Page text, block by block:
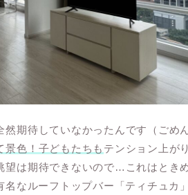
期待していなかったんです（ごめ
景色！子どもたちも テンション上が
は期待できないので…これはとき
なルーフトップバー「ティチュカ